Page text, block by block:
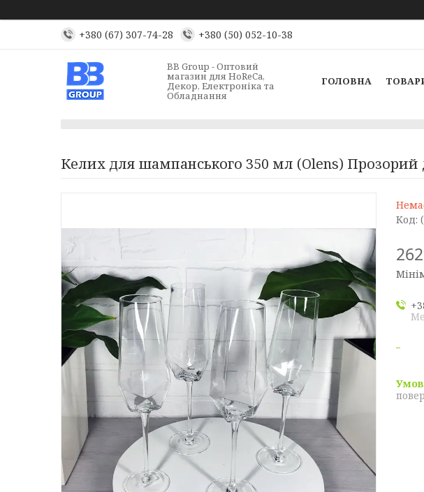
+380 (67) 307-74-28 +380 (50) 052-10-38
BB Group - Оптовий
магазин для HoReCa,
Декор, Електроніка та
Обладнання
ГОЛОВНА
Келих для шампанського 350 мл (Olens) Прозорий
Код: